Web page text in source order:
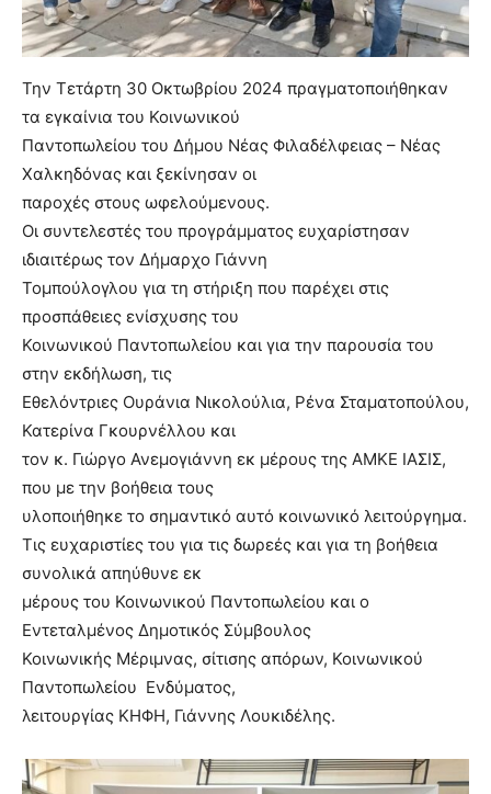
Την Τετάρτη 30 Οκτωβρίου 2024 πραγματοποιήθηκαν
τα εγκαίνια του Κοινωνικού
Παντοπωλείου του Δήμου Νέας Φιλαδέλφειας – Νέας
Χαλκηδόνας και ξεκίνησαν οι
παροχές στους ωφελούμενους.
Οι συντελεστές του προγράμματος ευχαρίστησαν
ιδιαιτέρως τον Δήμαρχο Γιάννη
Τομπούλογλου για τη στήριξη που παρέχει στις
προσπάθειες ενίσχυσης του
Κοινωνικού Παντοπωλείου και για την παρουσία του
στην εκδήλωση, τις
Εθελόντριες Ουράνια Νικολούλια, Ρένα Σταματοπούλου,
Κατερίνα Γκουρνέλλου και
τον κ. Γιώργο Ανεμογιάννη εκ μέρους της ΑΜΚΕ ΙΑΣΙΣ,
που με την βοήθεια τους
υλοποιήθηκε το σημαντικό αυτό κοινωνικό λειτούργημα.
Τις ευχαριστίες του για τις δωρεές και για τη βοήθεια
συνολικά απηύθυνε εκ
μέρους του Κοινωνικού Παντοπωλείου και ο
Εντεταλμένος Δημοτικός Σύμβουλος
Κοινωνικής Μέριμνας, σίτισης απόρων, Κοινωνικού
Παντοπωλείου Ενδύματος,
λειτουργίας ΚΗΦΗ, Γιάννης Λουκιδέλης.